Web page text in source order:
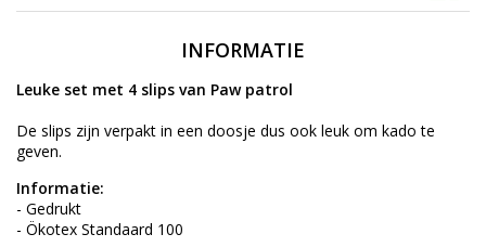
INFORMATIE
Leuke set met 4 slips van Paw patrol
De slips zijn verpakt in een doosje dus ook leuk om kado te
geven.
Informatie:
- Gedrukt
- Ökotex Standaard 100